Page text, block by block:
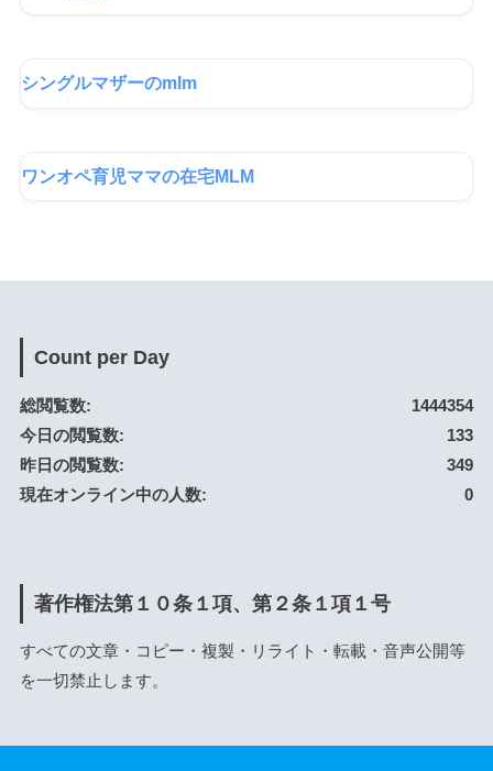
シングルマザーのmlm
ワンオペ育児ママの在宅MLM
Count per Day
1444354
総閲覧数:
133
今日の閲覧数:
349
昨日の閲覧数:
0
現在オンライン中の人数:
著作権法第１０条１項、第２条１項１号
すべての文章・コピー・複製・リライト・転載・音声公開等
を一切禁止します。